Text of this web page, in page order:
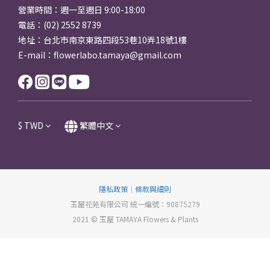
營業時間：週一至週日 9:00-18:00
電話：(02) 2552 8739
地址：台北市南京東路四段53巷10弄18號1樓
E-mail：flowerlabo.tamaya@gmail.com
$ TWD 繁體中文
隱私政策 ｜ 條款與細則
玉屋花苑有限公司 統一編號：90875279
2021 © 玉屋 TAMAYA Flowers & Plants